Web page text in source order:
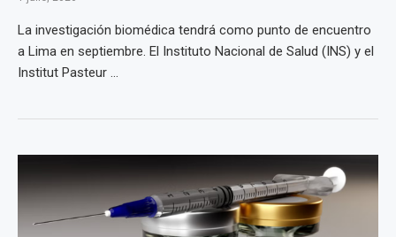
La investigación biomédica tendrá como punto de encuentro
a Lima en septiembre. El Instituto Nacional de Salud (INS) y el
Institut Pasteur ...